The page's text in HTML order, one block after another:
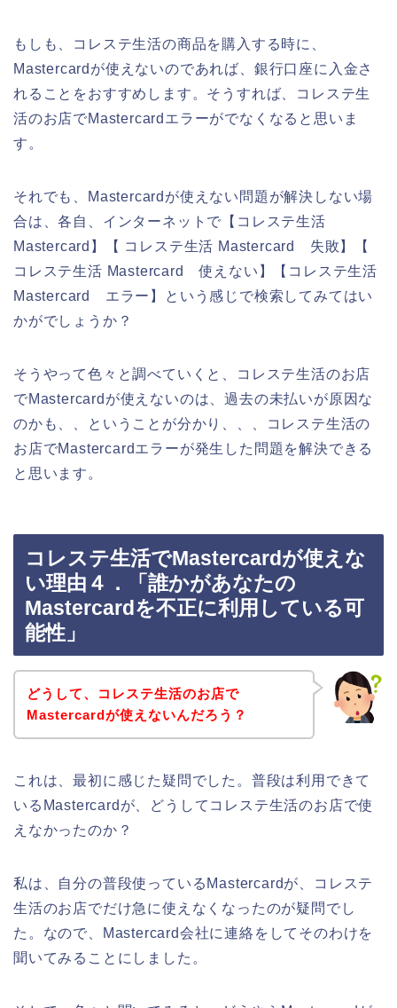
もしも、コレステ生活の商品を購入する時に、
Mastercardが使えないのであれば、銀行口座に入金さ
れることをおすすめします。そうすれば、コレステ生
活のお店でMastercardエラーがでなくなると思いま
す。
それでも、Mastercardが使えない問題が解決しない場
合は、各自、インターネットで【コレステ生活
Mastercard】【 コレステ生活 Mastercard 失敗】【
コレステ生活 Mastercard 使えない】【コレステ生活
Mastercard エラー】という感じで検索してみてはい
かがでしょうか？
そうやって色々と調べていくと、コレステ生活のお店
でMastercardが使えないのは、過去の未払いが原因な
のかも、、ということが分かり、、、コレステ生活の
お店でMastercardエラーが発生した問題を解決できる
と思います。
コレステ生活でMastercardが使えな
い理由４．「誰かがあなたの
Mastercardを不正に利用している可
能性」
どうして、コレステ生活のお店で
Mastercardが使えないんだろう？
これは、最初に感じた疑問でした。普段は利用できて
いるMastercardが、どうしてコレステ生活のお店で使
えなかったのか？
私は、自分の普段使っているMastercardが、コレステ
生活のお店でだけ急に使えなくなったのが疑問でし
た。なので、Mastercard会社に連絡をしてそのわけを
聞いてみることにしました。